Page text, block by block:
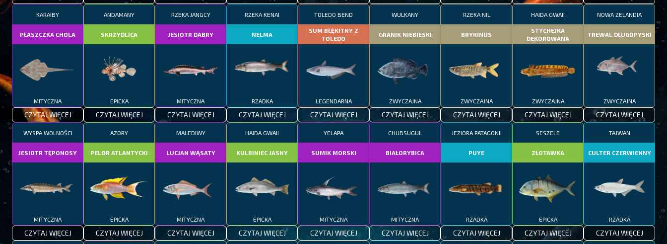
KARAIBY
PŁASZCZKA CHOLA
MITYCZNA
CZYTAJ WIĘCEJ
ANDAMANY
SKRZYDLICA
EPICKA
CZYTAJ WIĘCEJ
RZEKA JANGCY
JESIOTR DABRY
MITYCZNA
CZYTAJ WIĘCEJ
RZEKA KENAI
NELMA
RZADKA
CZYTAJ WIĘCEJ
TOLEDO BEND
SUM BŁĘKITNY Z
TOLEDO
LEGENDARNA
CZYTAJ WIĘCEJ
WULKANY
GRANIK NIEBIESKI
ZWYCZAJNA
CZYTAJ WIĘCEJ
RZEKA NIL
BRYKINUS
ZWYCZAJNA
CZYTAJ WIĘCEJ
HAIDA GWAII
STYCHEJKA
DEKOROWANA
ZWYCZAJNA
CZYTAJ WIĘCEJ
NOWA ZELANDIA
TREWAL DŁUGOPYSKI
ZWYCZAJNA
CZYTAJ WIĘCEJ
WYSPA WOLNOŚCI
JESIOTR TĘPONOSY
MITYCZNA
CZYTAJ WIĘCEJ
AZORY
PELOR ATLANTYCKI
EPICKA
CZYTAJ WIĘCEJ
MALEDIWY
LUCJAN WĄSATY
MITYCZNA
CZYTAJ WIĘCEJ
HAIDA GWAII
KULBINIEC JASNY
EPICKA
CZYTAJ WIĘCEJ
YELAPA
SUMIK MORSKI
MITYCZNA
CZYTAJ WIĘCEJ
CHUBSUGUŁ
BIAŁORYBICA
MITYCZNA
CZYTAJ WIĘCEJ
JEZIORA PATAGONII
PUYE
RZADKA
CZYTAJ WIĘCEJ
SESZELE
ZŁOTAWKA
EPICKA
CZYTAJ WIĘCEJ
TAJWAN
CULTER CZERWIENNY
RZADKA
CZYTAJ WIĘCEJ